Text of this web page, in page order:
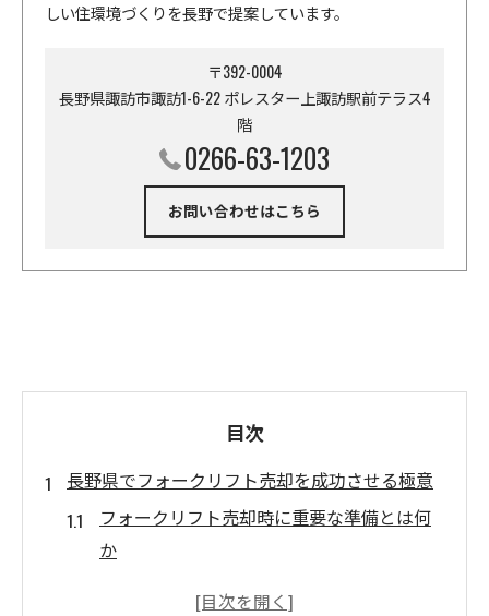
しい住環境づくりを長野で提案しています。
〒392-0004
長野県諏訪市諏訪1-6-22 ポレスター上諏訪駅前テラス4
階
0266-63-1203
お問い合わせはこちら
目次
長野県でフォークリフト売却を成功させる極意
フォークリフト売却時に重要な準備とは何
か
高価買取を目指すフォークリフトの選び方